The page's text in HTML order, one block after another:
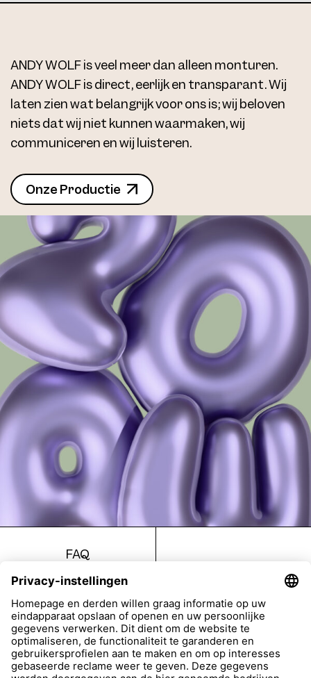
ANDY WOLF is veel meer dan alleen monturen.
ANDY WOLF is direct, eerlijk en transparant. Wij
laten zien wat belangrijk voor ons is; wij beloven
niets dat wij niet kunnen waarmaken, wij
communiceren en wij luisteren.
Onze Productie
4734 Clip4 Col. 13 56
4734 Clip4 Col. 13 56
FAQ
Return
Imprint
Accessibility